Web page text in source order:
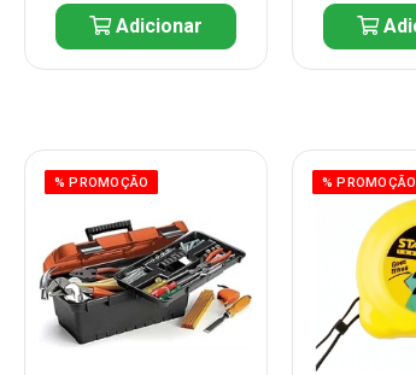
Adicionar
% PROMOÇÃO % PROMOÇÃO